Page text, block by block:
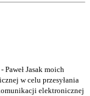
Paweł Jasak moich
w celu przesyłania
elektronicznej